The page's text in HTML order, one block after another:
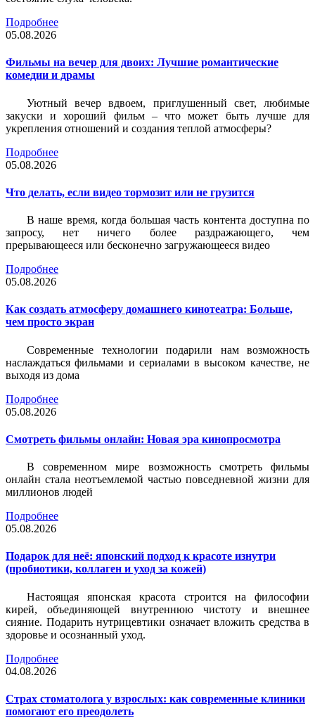
Подробнее
05.08.2026
Фильмы на вечер для двоих: Лучшие романтические
комедии и драмы
Уютный вечер вдвоем, приглушенный свет, любимые
закуски и хороший фильм – что может быть лучше для
укрепления отношений и создания теплой атмосферы?
Подробнее
05.08.2026
Что делать, если видео тормозит или не грузится
В наше время, когда большая часть контента доступна по
запросу, нет ничего более раздражающего, чем
прерывающееся или бесконечно загружающееся видео
Подробнее
05.08.2026
Как создать атмосферу домашнего кинотеатра: Больше,
чем просто экран
Современные технологии подарили нам возможность
наслаждаться фильмами и сериалами в высоком качестве, не
выходя из дома
Подробнее
05.08.2026
Смотреть фильмы онлайн: Новая эра кинопросмотра
В современном мире возможность смотреть фильмы
онлайн стала неотъемлемой частью повседневной жизни для
миллионов людей
Подробнее
05.08.2026
Подарок для неё: японский подход к красоте изнутри
(пробиотики, коллаген и уход за кожей)
Настоящая японская красота строится на философии
кирей, объединяющей внутреннюю чистоту и внешнее
сияние. Подарить нутрицевтики означает вложить средства в
здоровье и осознанный уход.
Подробнее
04.08.2026
Страх стоматолога у взрослых: как современные клиники
помогают его преодолеть